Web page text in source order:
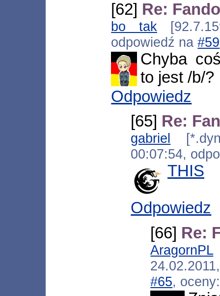
[62] Re:
bo tak
odpowiedź na#59
Chyba
to jest /b/?
Odpowiedz
[65] Re:
gabriel
00:07:54,
THIS
Odpowiedz
[66] Re:
AragornPL
#65,